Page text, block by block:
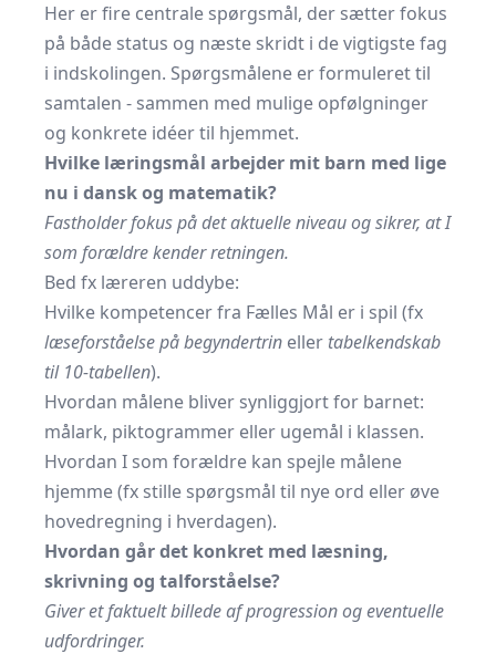
Her er fire centrale spørgsmål, der sætter fokus
på både status og næste skridt i de vigtigste fag
i indskolingen. Spørgsmålene er formuleret til
samtalen - sammen med mulige opfølgninger
og konkrete idéer til hjemmet.
Hvilke læringsmål arbejder mit barn med lige
nu i dansk og matematik?
Fastholder fokus på det aktuelle niveau og sikrer, at I
som forældre kender retningen.
Bed fx læreren uddybe:
Hvilke kompetencer fra Fælles Mål er i spil (fx
læseforståelse på begyndertrin eller tabelkendskab
til 10-tabellen).
Hvordan målene bliver synliggjort for barnet:
målark, piktogrammer eller ugemål i klassen.
Hvordan I som forældre kan spejle målene
hjemme (fx stille spørgsmål til nye ord eller øve
hovedregning i hverdagen).
Hvordan går det konkret med læsning,
skrivning og talforståelse?
Giver et faktuelt billede af progression og eventuelle
udfordringer.